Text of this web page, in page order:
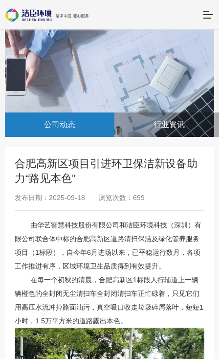
公司动态 行业资讯
合肥高新区项目引进环卫保洁新设备助
力“路见本色”
发布日期：2025-09-18 浏览次数：699
由华艺智慧科技股份有限公司和洁臣环境科技（深圳）有
限公司联合体中标的合肥高新区道路清扫保洁及绿化管养服务
项目（1标段），自今年6月进场以来，已平稳运行数月，各项
工作推进有序，区域环境卫生品质得到有效提升。
在每一个初秋的清晨，合肥高新区1标段人行辅道上一辆
辆橙色的全封闭无尘清扫车全封闭清扫车正忙碌着，只见它们
用高压水流冲掉路面油污，真空吸口收走垃圾碎屑落叶，短短1
小时，1.5万平方米的道路露出本色。